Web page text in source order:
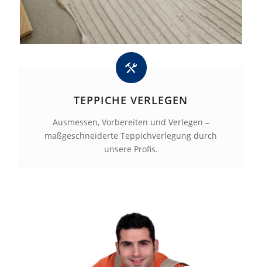
TEPPICHE VERLEGEN
Ausmessen, Vorbereiten und Verlegen –
maßgeschneiderte Teppichverlegung durch
unsere Profis.